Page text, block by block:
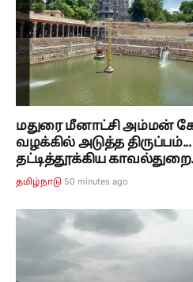
மதுரை மீனாட்சி அம்மன்
வழக்கில் அடுத்த
தட்டித்தூக்கிய
தமிழ்நாடு 50 minutes ago